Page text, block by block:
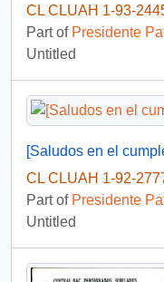
CL CLUAH 1-93-
Part of Presidente
Untitled
[Saludos en el
CL CLUAH 1-92-
Part of Presidente
Untitled